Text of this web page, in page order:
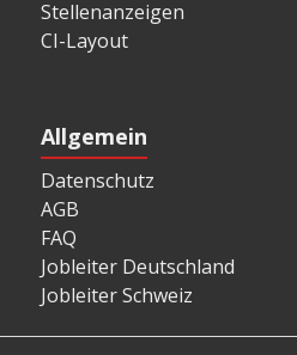
Stellenanzeigen
CI-Layout
Allgemein
Datenschutz
AGB
FAQ
Jobleiter Deutschland
Jobleiter Schweiz